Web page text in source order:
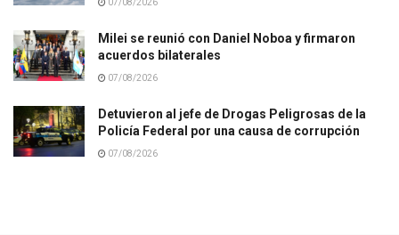
07/08/2026
Milei se reunió con Daniel Noboa y firmaron
acuerdos bilaterales
07/08/2026
Detuvieron al jefe de Drogas Peligrosas de la
Policía Federal por una causa de corrupción
07/08/2026